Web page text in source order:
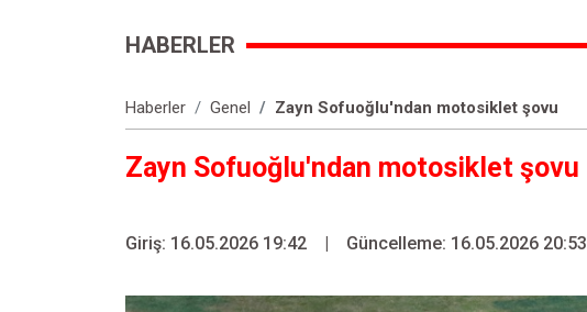
HABERLER
Haberler Genel Zayn Sofuoğlu'ndan motosiklet şovu
Zayn Sofuoğlu'ndan motosiklet şovu
Giriş: 16.05.2026 19:42 | Güncelleme: 16.05.2026 20:53